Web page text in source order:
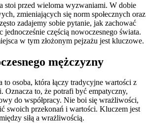
stoi przed wieloma wyzwaniami. W dobie
zmieniających się norm społecznych oraz
zadajemy sobie pytanie, jak zachować
jednocześnie częścią nowoczesnego świata.
w tym złożonym pejzażu jest kluczowe.
mężczyzny
to osoba, która łączy tradycyjne wartości z
Oznacza to, że potrafi być empatyczny,
do współpracy. Nie boi się wrażliwości,
swoich przekonań i wartości. Kluczem jest
siłą a wrażliwością.